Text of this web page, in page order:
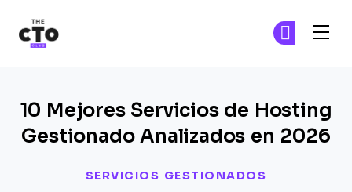
SERVICIOS GESTIONADOS
10 Mejores Servicios de Hosting
Gestionado Analizados en 2026